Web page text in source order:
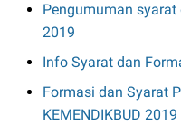
Pengumuman syarat
2019
Info Syarat dan
Formasi dan Syarat
KEMENDIKBUD 2019